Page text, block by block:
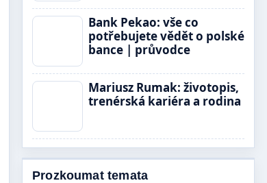
Bank Pekao: vše co
potřebujete vědět o polské
bance | průvodce
Mariusz Rumak: životopis,
trenérská kariéra a rodina
Prozkoumat temata